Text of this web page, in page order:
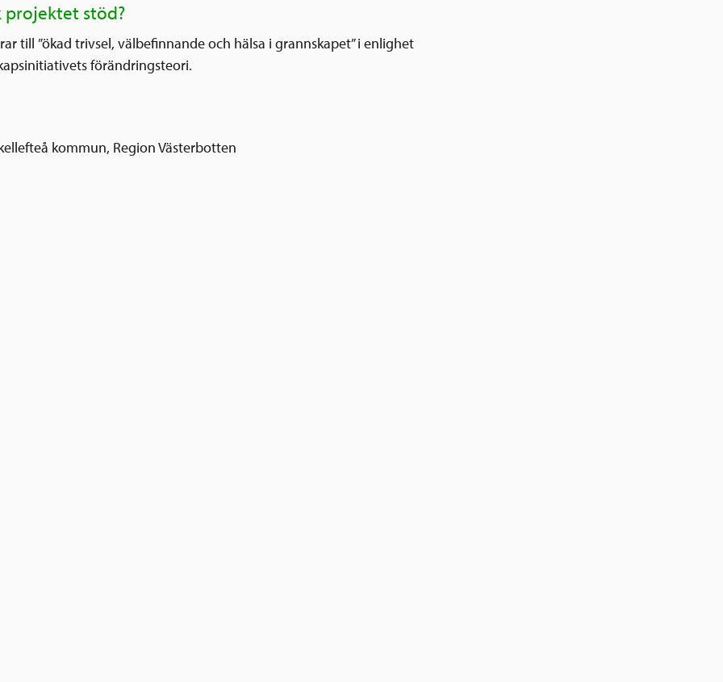
projektet stöd?
till ”ökad trivsel, välbefinnande och hälsa i grannskapet” i enlighet
förändringsteori.
kommun, Region Västerbotten